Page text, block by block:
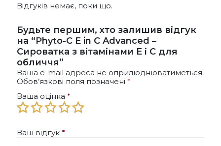
Відгуків немає, поки що.
Будьте першим, хто залишив відгук
на “Phyto-C E in C Advanced –
Сироватка з вітамінами Е і С для
обличчя”
Ваша e-mail адреса не оприлюднюватиметься.
Обов’язкові поля позначені *
Ваша оцінка *
Ваш відгук *